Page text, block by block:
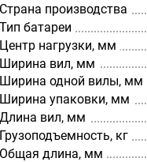
Страна производства
Тип батареи
Центр нагрузки, мм
Ширина вил, мм
Ширина одной вилы, мм
Ширина упаковки, мм
Длина вил, мм
Грузоподъемность, кг
Общая длина, мм